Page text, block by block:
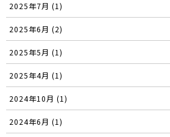
2025年7月 (1)
2025年6月 (2)
2025年5月 (1)
2025年4月 (1)
2024年10月 (1)
2024年6月 (1)